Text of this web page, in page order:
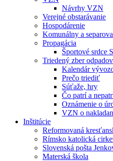
Návrhy VZN
Verejné obstarávanie
Hospodárenie
Komunálny a
Propagácia
Športové srdce
Triedený zber odpadov
Kalendár
Prečo triediť
Súťaže, hry
Čo patrí a
Oznámenie o
VZN o
Inštitúcie
Reformovaná
Rímsko katolická
Slovenská pošta
Materská škola